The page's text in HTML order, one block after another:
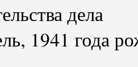
дела
1941 года